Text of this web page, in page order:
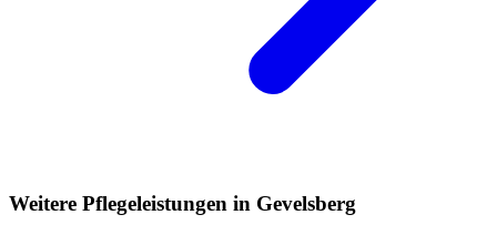
Weitere Pflegeleistungen in Gevelsberg